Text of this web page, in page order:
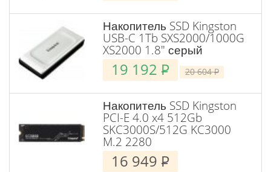
Накопитель SSD Kingston
USB-C 1Tb SXS2000/1000G
XS2000 1.8" серый
19 192 P 20 604P
Накопитель SSD Kingston
PCI-E 4.0 x4 512Gb
SKC3000S/512G KC3000
M.2 2280
16 949 P